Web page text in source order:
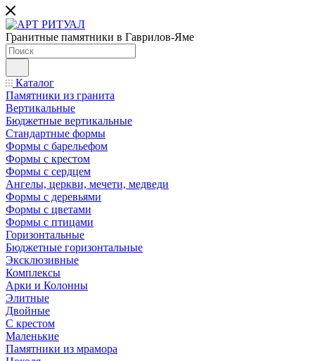
Гранитные памятники в Гаврилов-Яме
Каталог
Памятники из гранита
Вертикальные
Бюджетные вертикальные
Стандартные формы
Формы с барельефом
Формы с крестом
Формы с сердцем
Ангелы, церкви, мечети, медведи
Формы с деревьями
Формы с цветами
Формы с птицами
Горизонтальные
Бюджетные горизонтальные
Эксклюзивные
Комплексы
Арки и Колонны
Элитные
Двойные
С крестом
Маленькие
Памятники из мрамора